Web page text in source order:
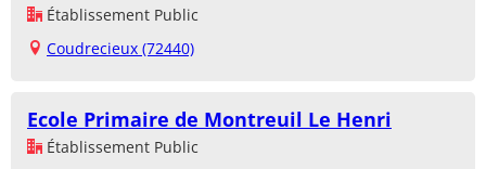
Établissement Public
Coudrecieux (72440)
Ecole Primaire de Montreuil Le Henri
Établissement Public